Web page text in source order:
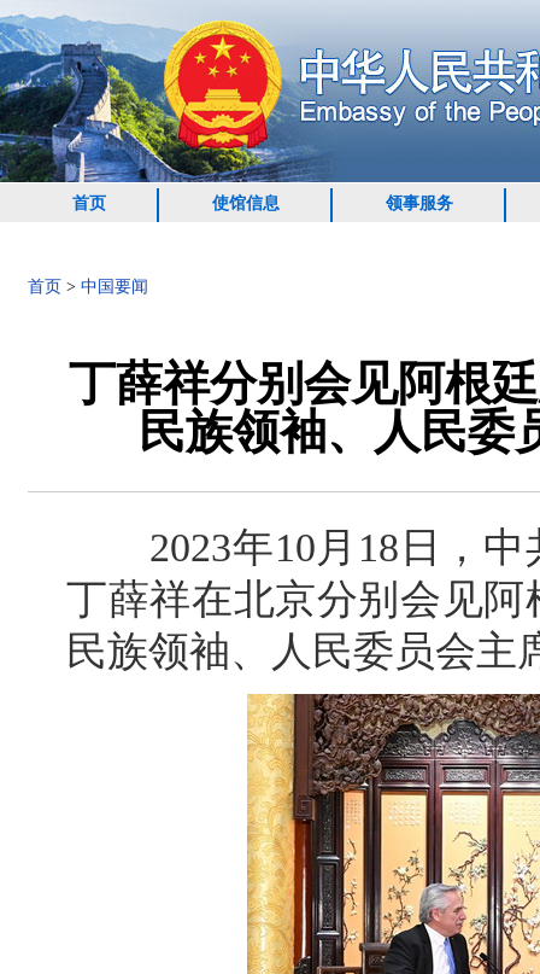
首页 使馆信息 领事服务
首页 > 中国要闻
丁薛祥分别会见阿根
民族领袖、人民委
2023年10月18日，中
丁薛祥在北京分别会见
民族领袖、人民委员会主